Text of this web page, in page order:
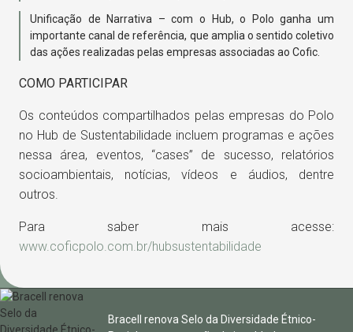
Unificação de Narrativa – com o Hub, o Polo ganha um
importante canal de referência, que amplia o sentido coletivo
das ações realizadas pelas empresas associadas ao Cofic.
COMO PARTICIPAR
Os conteúdos compartilhados pelas empresas do Polo
no Hub de Sustentabilidade incluem programas e ações
nessa área, eventos, “cases” de sucesso, relatórios
socioambientais, notícias, vídeos e áudios, dentre
outros.
Para saber mais acesse:
www.coficpolo.com.br/hubsustentabilidade
Bracell renova Selo da Diversidade Étnico-